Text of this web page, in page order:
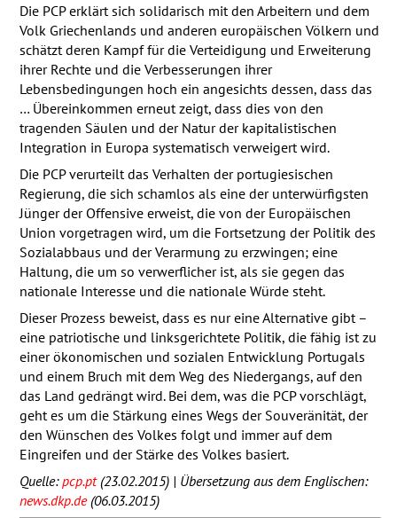
Die PCPerklärt sich solidarisch mit den Arbeitern und dem
Volk Griechenlands und anderen europäischen Völkern und
schätzt deren Kampf für die Verteidigung und Erweiterung
ihrer Rechte und die Verbesserungen ihrer
Lebensbedingungen hoch ein angesichts dessen, dass das
… Übereinkommen erneut zeigt, dass dies von den
tragenden Säulen und der Natur der kapitalistischen
Integration in Europa systematisch verweigert wird.
Die PCPverurteilt das Verhalten der portugiesischen
Regierung, die sich schamlos als eine der unterwürfigsten
Jünger der Offensive erweist, die von der Europäischen
Union vorgetragen wird, um die Fortsetzung der Politik des
Sozialabbaus und der Verarmung zu erzwingen; eine
Haltung, die um so verwerflicher ist, als sie gegen das
nationale Interesse und die nationale Würde steht.
Dieser Prozess beweist, dass es nur eine Alternative gibt –
eine patriotische und linksgerichtete Politik, die fähig ist zu
einer ökonomischen und sozialen Entwicklung Portugals
und einem Bruch mit dem Weg des Niedergangs, auf den
das Land gedrängt wird. Bei dem, was die PCPvorschlägt,
geht es um die Stärkung eines Wegs der Souveränität, der
den Wünschen des Volkes folgt und immer auf dem
Eingreifen und der Stärke des Volkes basiert.
Quelle:pcp.pt(23.02.2015) | Übersetzung aus dem Englischen:
news.dkp.de(06.03.2015)